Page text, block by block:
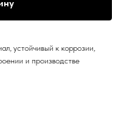
устойчивый к коррозии,
и производстве